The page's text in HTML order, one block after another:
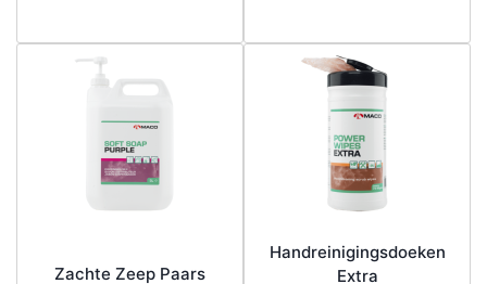
Zachte Zeep Paars
Handreinigingsdoeken
Extra